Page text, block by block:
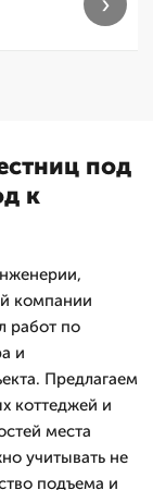
под
к
компании
работ по
и
Предлагаем
коттеджей и
места
учитывать не
подъема и